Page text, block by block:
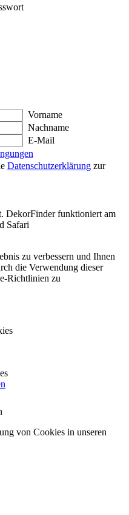
Vorname
Nachname
E-Mail
Datenschutzerklärung zur
DekorFinder funktioniert am
Safari
zu verbessern und Ihnen
die Verwendung dieser
Richtlinien zu
von Cookies in unseren